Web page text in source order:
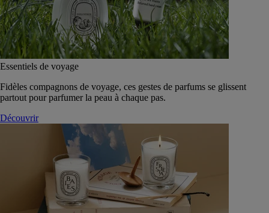
Essentiels de voyage
Fidèles compagnons de voyage, ces gestes de parfums se glissent
partout pour parfumer la peau à chaque pas.
Découvrir